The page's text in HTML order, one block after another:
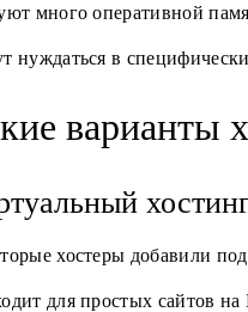
много оперативной
нуждаться в
варианты
хостеры добавили
для простых сайтов